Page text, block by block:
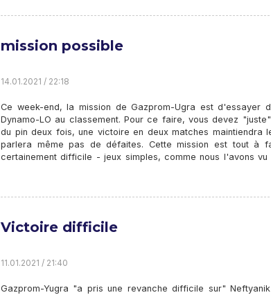
mission possible
14.01.2021 / 22:18
Ce week-end, la mission de Gazprom-Ugra est d'essayer
Dynamo-LO au classement. Pour ce faire, vous devez
du pin deux fois, une victoire en deux matches maintiendra
parlera même pas de défaites. Cette mission est tout à
certainement difficile - jeux simples, comme nous l'avons vu
Victoire difficile
11.01.2021 / 21:40
Gazprom-Yugra "a pris une revanche difficile sur"